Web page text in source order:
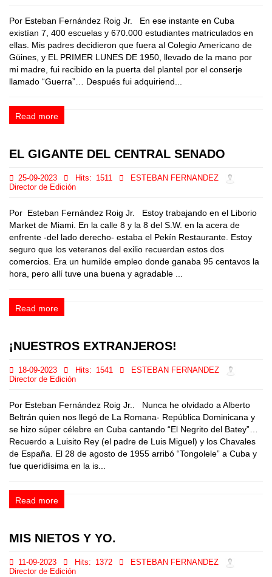
Por Esteban Fernández Roig Jr. En ese instante en Cuba
existían 7, 400 escuelas y 670.000 estudiantes matriculados en
ellas. Mis padres decidieron que fuera al Colegio Americano de
Güines, y EL PRIMER LUNES DE 1950, llevado de la mano por
mi madre, fui recibido en la puerta del plantel por el conserje
llamado “Guerra”… Después fui adquiriend...
Read more
EL GIGANTE DEL CENTRAL SENADO
25-09-2023 Hits: 1511
ESTEBAN FERNANDEZ
Director de Edición
Por Esteban Fernández Roig Jr. Estoy trabajando en el Liborio
Market de Miami. En la calle 8 y la 8 del S.W. en la acera de
enfrente -del lado derecho- estaba el Pekín Restaurante. Estoy
seguro que los veteranos del exilio recuerdan estos dos
comercios. Era un humilde empleo donde ganaba 95 centavos la
hora, pero allí tuve una buena y agradable ...
Read more
¡NUESTROS EXTRANJEROS!
18-09-2023 Hits: 1541
ESTEBAN FERNANDEZ
Director de Edición
Por Esteban Fernández Roig Jr.. Nunca he olvidado a Alberto
Beltrán quien nos llegó de La Romana- República Dominicana y
se hizo súper célebre en Cuba cantando “El Negrito del Batey”…
Recuerdo a Luisito Rey (el padre de Luis Miguel) y los Chavales
de España. El 28 de agosto de 1955 arribó “Tongolele” a Cuba y
fue queridísima en la is...
Read more
MIS NIETOS Y YO.
11-09-2023 Hits: 1372
ESTEBAN FERNANDEZ
Director de Edición